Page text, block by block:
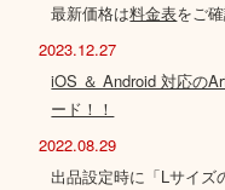
最新価格は料金表をご
2023.12.27
iOS ＆ Android 対応の
ード！！
2022.08.29
出品設定時に「Lサイズ